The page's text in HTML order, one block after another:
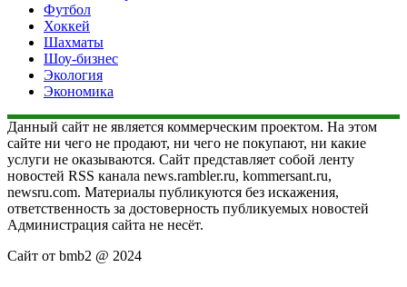
Футбол
Хоккей
Шахматы
Шоу-бизнес
Экология
Экономика
Данный сайт не является коммерческим проектом. На этом
сайте ни чего не продают, ни чего не покупают, ни какие
услуги не оказываются. Сайт представляет собой ленту
новостей RSS канала news.rambler.ru, kommersant.ru,
newsru.com. Материалы публикуются без искажения,
ответственность за достоверность публикуемых новостей
Администрация сайта не несёт.
Сайт от bmb2 @ 2024